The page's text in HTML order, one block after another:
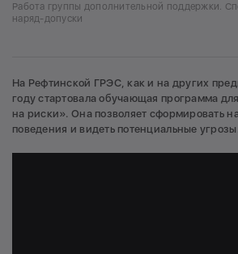
Работа группы дополнительной поддержки.
наряд-допуски
На Рефтинской ГРЭС, как и на других
году стартовала обучающая программа
на риски». Она позволяет сформировать
поведения и видеть потенциальные